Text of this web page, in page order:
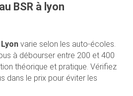
BSR à lyon
varie selon les auto-écoles.
à débourser entre 200 et 400
théorique et pratique. Vérifiez
dans le prix pour éviter les